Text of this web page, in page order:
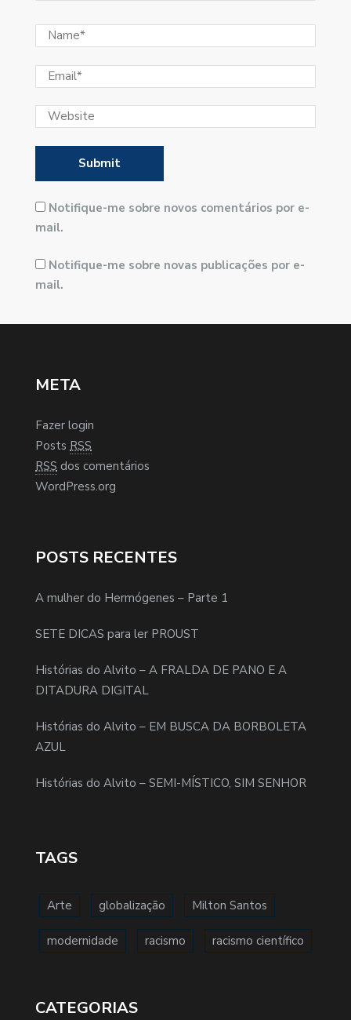
Notifique-me sobre novos comentários por e-
mail.
Notifique-me sobre novas publicações por e-
mail.
META
Fazer login
Posts RSS
RSS dos comentários
WordPress.org
POSTS RECENTES
A mulher do Hermógenes – Parte 1
SETE DICAS para ler PROUST
Histórias do Alvito – A FRALDA DE PANO E A
DITADURA DIGITAL
Histórias do Alvito – EM BUSCA DA BORBOLETA
AZUL
Histórias do Alvito – SEMI-MÍSTICO, SIM SENHOR
TAGS
Arte globalização Milton Santos
modernidade racismo racismo científico
CATEGORIAS